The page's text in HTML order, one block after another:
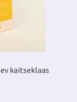
kaitseklaas